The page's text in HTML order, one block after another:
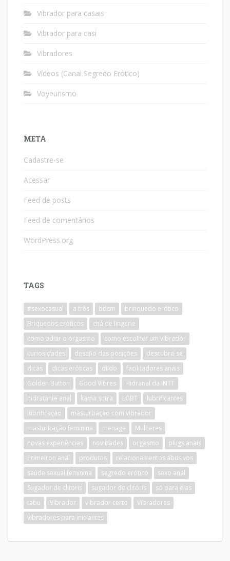
Vibrador para casais
Vibrador para casi
Vibradores
Vídeos (Canal Segredo Erótico)
Voyeurismo
META
Cadastre-se
Acessar
Feed de posts
Feed de comentários
WordPress.org
TAGS
#sexocasual a três bdsm
brinquedo erótico
Briquedos eróticos
chá de lingerie
como adiar o orgasmo
como escolher um vibrador
curiosidades
desafio das posições
descubra-se
dicas
dicas eróticas dildo
facilitadores anais
Golden Button
Good Vibres
Hidranal da INTT
hidratante anal
kama sutra LGBT
lubrificantes
lubrificação
masturbação com vibrador
masturbação feminina
menage
Mulheres
novas experiências
novidades orgasmo
plugs anais
Primeiron anal
produtos
relacionamentos abusivos
saúde sexual feminina
segredo erótico
sexo anal
Sugador de clitoris
sugador de clitóris
só para elas
tabu
Vibrador vibrador certo
Vibradores
vibradores para iniciantes